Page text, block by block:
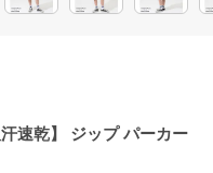
速乾】 ジップ パーカー